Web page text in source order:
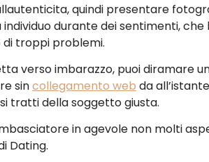
quindi presentare
durante dei sentimenti,
troppi problemi.
verso imbarazzo, puoi diramare
sincollegamento web da
tratti della soggetto giusta.
in agevole non molti
Dating.